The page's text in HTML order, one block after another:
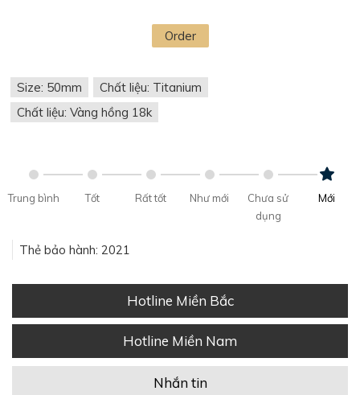
Order
Size: 50mm
Chất liệu: Titanium
Chất liệu: Vàng hồng 18k
Trung bình Tốt Rất tốt Như mới
Chưa sử
dụng
Mới
Thẻ bảo hành: 2021
Hotline Miền Bắc
Hotline Miền Nam
Nhắn tin